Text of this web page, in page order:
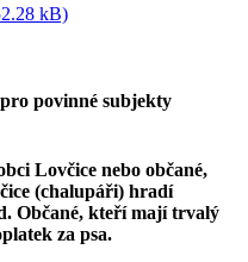
kB)
povinné subjekty
Lovčice nebo občané,
(chalupáři) hradí
Občané, kteří mají trvalý
za psa.